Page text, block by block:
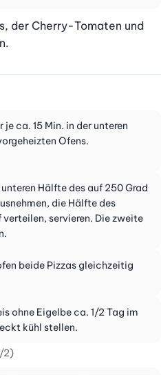
der Cherry-Tomaten und
ca. 15 Min. in der unteren
Ofens.
Hälfte des auf 250 Grad
die Hälfte des
servieren. Die zweite
beide Pizzas gleichzeitig
ohne Eigelbe ca. 1/2 Tag im
kühl stellen.
2)